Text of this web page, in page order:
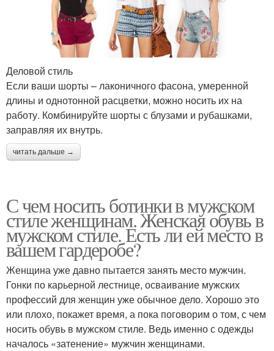
Деловой стиль
Если ваши шорты – лаконичного фасона, умеренной
длины и однотонной расцветки, можно носить их на
работу. Комбинируйте шорты с блузами и рубашками,
заправляя их внутрь.
читать дальше →
С чем носить ботинки в мужском
стиле женщинам. Женская обувь в
мужском стиле. Есть ли ей место в
вашем гардеробе?
Женщина уже давно пытается занять место мужчин.
Гонки по карьерной лестнице, осваивание мужских
профессий для женщин уже обычное дело. Хорошо это
или плохо, покажет время, а пока поговорим о том, с чем
носить обувь в мужском стиле. Ведь именно с одежды
началось «затенение» мужчин женщинами.